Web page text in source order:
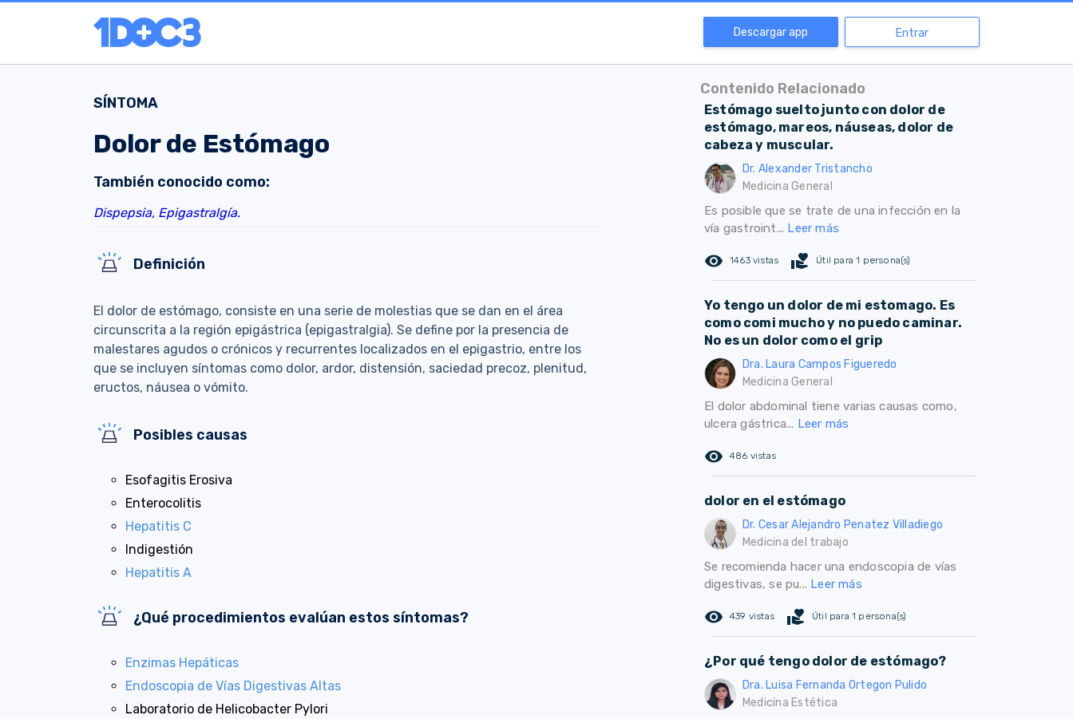
Descargar app Entrar
SÍNTOMA
Dolor de Estómago
También conocido como:
Dispepsia, Epigastralgía.
Definición
El dolor de estómago, consiste en una serie de molestias que se dan en el área
circunscrita a la región epigástrica (epigastralgia). Se define por la presencia de
malestares agudos o crónicos y recurrentes localizados en el epigastrio, entre los
que se incluyen síntomas como dolor, ardor, distensión, saciedad precoz, plenitud,
eructos, náusea o vómito.
Posibles causas
Esofagitis Erosiva
Enterocolitis
Hepatitis C
Indigestión
Hepatitis A
¿Qué procedimientos evalúan estos síntomas?
Enzimas Hepáticas
Endoscopia de Vías Digestivas Altas
Laboratorio de Helicobacter Pylori
Contenido Relacionado
Estómago suelto junto con dolor de
estómago, mareos, náuseas, dolor de
cabeza y muscular.
Dr. Alexander Tristancho
Medicina General
Es posible que se trate de una infección en la
vía gastroint... Leer más
remove_red_eye 1463 vistas volunteer_activism Útil para 1 persona(s)
Yo tengo un dolor de mi estomago. Es
como comi mucho y no puedo caminar.
No es un dolor como el grip
Dra. Laura Campos Figueredo
Medicina General
El dolor abdominal tiene varias causas como,
ulcera gástrica... Leer más
remove_red_eye 486 vistas
dolor en el estómago
Dr. Cesar Alejandro Penatez Villadiego
Medicina del trabajo
Se recomienda hacer una endoscopia de vías
digestivas, se pu... Leer más
remove_red_eye 439 vistas volunteer_activism Útil para 1 persona(s)
¿Por qué tengo dolor de estómago?
Dra. Luisa Fernanda Ortegon Pulido
Medicina Estética